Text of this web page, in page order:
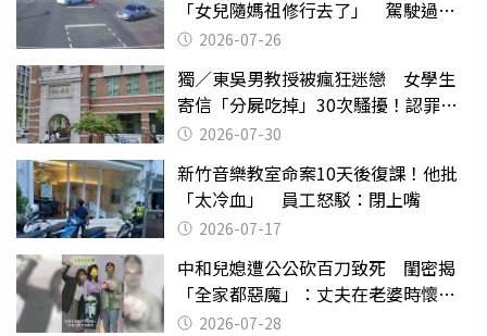
「女兒隨媽祖修行去了」 駕駛過失
致死判9月
2026-07-26
獨／東吳男教授被瘋狂迷戀 女學生
寄信「分屍吃掉」30次騷擾！認罪免
關 2026-07-30
新竹音樂教室命案10天後復課！他批
「太冷血」 員工怒駁：閉上嘴
2026-07-17
中和兒媳遭公公砍百刀致死 閨密揭
「全家都惡魔」：丈夫在老婆時懷孕
摔東西
2026-07-28